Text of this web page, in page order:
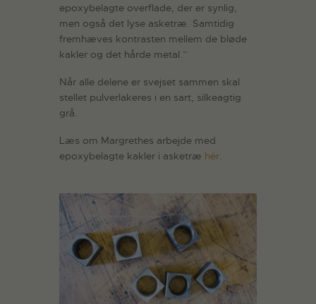
epoxybelagte overflade, der er synlig,
men også det lyse asketræ. Samtidig
fremhæves kontrasten mellem de bløde
kakler og det hårde metal.”
Når alle delene er svejset sammen skal
stellet pulverlakeres i en sart, silkeagtig
grå.
Læs om Margrethes arbejde med
epoxybelagte kakler i asketræ hér.